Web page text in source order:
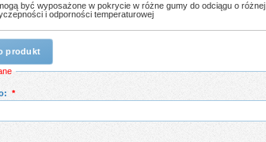
być wyposażone w pokrycie w różne gumy do odciągu o różnej
i odporności temperaturowej
produkt
*